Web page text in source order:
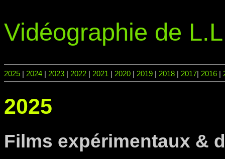
Vidéographie de
2025 | 2024 | 2023 | 2022 | 2021 | 2020 | 2019 | 2018 | 2017| 2016 |
2025
Films expérimentaux &